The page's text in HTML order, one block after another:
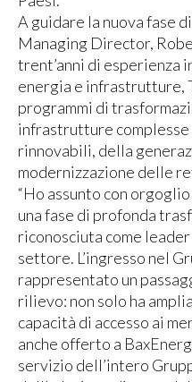
A guidare la nuova fase
Managing Director,
trent’anni di esperienza
energia e infrastrutture,
programmi di
infrastrutture
rinnovabili, della
modernizzazione delle
“Ho assunto con
una fase di profonda
riconosciuta come
settore. L’ingresso nel
rappresentato un
rilievo: non solo ha
capacità di accesso ai
anche offerto a
servizio dell’intero